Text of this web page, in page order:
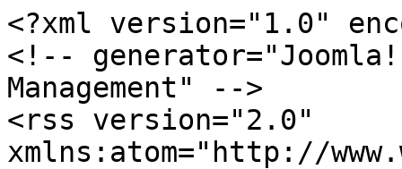
<?xml version="1.0"
<!--
Management" -->
<rss version="2.0"
xmlns:atom="http://